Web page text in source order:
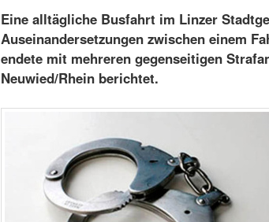
Eine alltägliche Busfahrt im Linzer
Auseinandersetzungen zwischen einem
endete mit mehreren gegenseitigen
Neuwied/Rhein berichtet.